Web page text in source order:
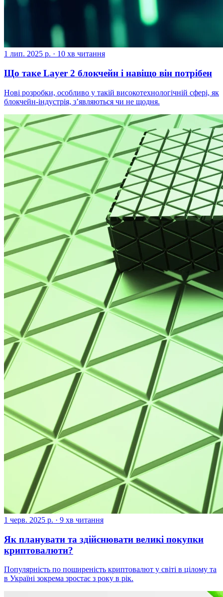
1 лип. 2025 р. · 10 хв читання
Що таке Layer 2 блокчейн і навіщо він потрібен
Нові розробки, особливо у такій високотехнологічній сфері, як
блокчейн-індустрія, з’являються чи не щодня.
1 черв. 2025 р. · 9 хв читання
Як планувати та здійснювати великі покупки
криптовалюти?
Популярність по поширеність криптовалют у світі в цілому та
в Україні зокрема зростає з року в рік.